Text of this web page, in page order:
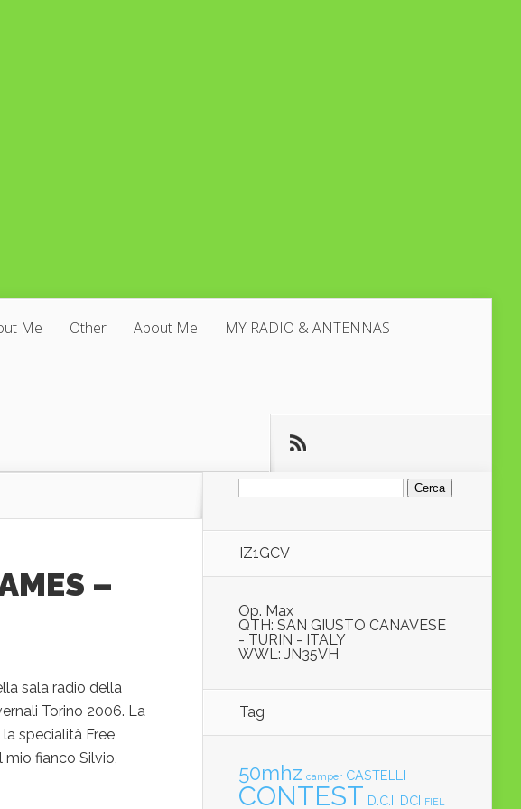
Me Other About Me MY RADIO & ANTENNAS
–
sala radio della
Torino 2006. La
specialità Free
mio fianco Silvio,
Ricerca
per:
IZ1GCV
Op. Max
QTH: SAN GIUSTO CANAVESE
- TURIN - ITALY
WWL: JN35VH
Tag
50mhz camper CASTELLI
CONTEST D.C.I. DCI FIEL